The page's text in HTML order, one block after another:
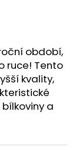
období,
ruce! Tento
kvality,
a